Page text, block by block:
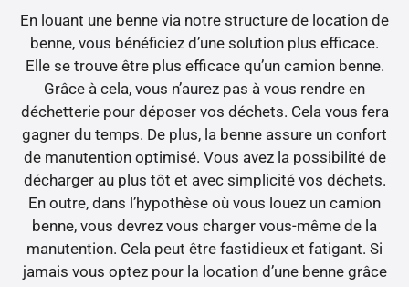
En louant une benne via notre structure de location de
benne, vous bénéficiez d’une solution plus efficace.
Elle se trouve être plus efficace qu’un camion benne.
Grâce à cela, vous n’aurez pas à vous rendre en
déchetterie pour déposer vos déchets. Cela vous fera
gagner du temps. De plus, la benne assure un confort
de manutention optimisé. Vous avez la possibilité de
décharger au plus tôt et avec simplicité vos déchets.
En outre, dans l’hypothèse où vous louez un camion
benne, vous devrez vous charger vous-même de la
manutention. Cela peut être fastidieux et fatigant. Si
jamais vous optez pour la location d’une benne grâce